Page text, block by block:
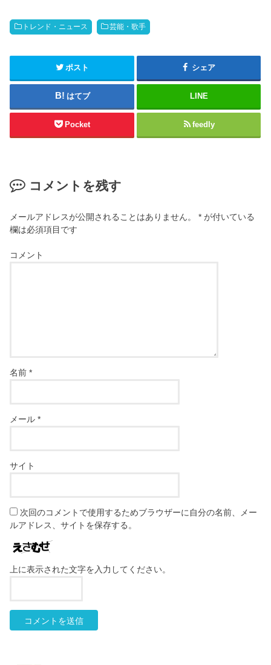
トレンド・ニュース 芸能・歌手
ポスト シェア
はてブ LINE
Pocket feedly
コメントを残す
メールアドレスが公開されることはありません。 * が付いている
欄は必須項目です
コメント
名前*
メール*
サイト
次回のコメントで使用するためブラウザーに自分の名前、メー
ルアドレス、サイトを保存する。
上に表示された文字を入力してください。